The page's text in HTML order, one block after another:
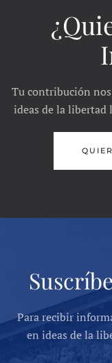
Tu contribución
ideas de la libertad
Para recibir
en ideas de la